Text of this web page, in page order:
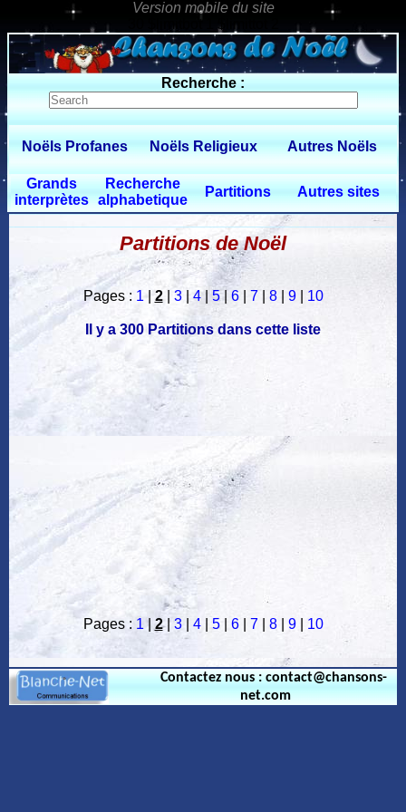
30 $limitbot 1 $limittot 2
Recherche :
Noëls Profanes Noëls Religieux Autres Noëls
Grands
interprètes
Recherche
alphabetique
Partitions Autres sites
Partitions de Noël
Pages : 1| 2| 3| 4| 5| 6| 7 8| 9| 10
Il y a 300 Partitions dans cette liste
Pages : 1| 2|3| 4| 5| 6| 7 8| 9| 10
Contactez nous : contact@chansons-
net.com